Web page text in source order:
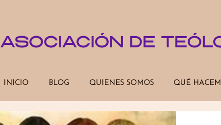
ASOCIACIÓN DE
INICIO BLOG QUIENES SOMOS QUÉ